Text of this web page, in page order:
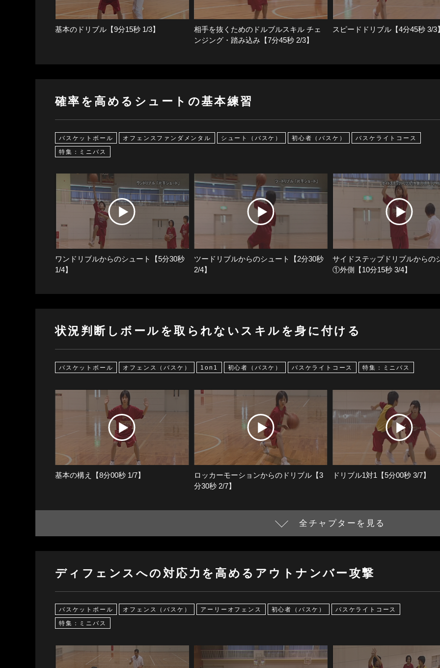
基本のドリブル【9分15秒 1/3】
相手を抜くためのドルブルスキル チェ
ンジング・踏み込み【7分45秒 2/3】
スピードドリブル【4分45秒 3/3
確率を高めるシュートの基本練習
バスケットボール オフェンスファンダメンタル シュート（バスケ） 初心者（バスケ）
バスケライトコース
特集：ミニバス
ワンドリブルからのシュート【5分30秒
1/4】
ツードリブルからのシュート【2分30秒
2/4】
サイドステップドリブルからの
①外側【10分15秒 3/4】
状況判断しボールを取られないスキルを身に付ける
バスケットボール オフェンス（バスケ） 1on1 初心者（バスケ） バスケライトコース 特集：ミニバス
基本の構え【8分00秒 1/7】
ロッカーモーションからのドリブル【3
分30秒 2/7】
ドリブル1対1【5分00秒 3/7】
全チャプターを見る
ディフェンスへの対応力を高めるアウトナンバー攻撃
バスケットボール オフェンス（バスケ） アーリーオフェンス 初心者（バスケ）
バスケライトコース
特集：ミニバス